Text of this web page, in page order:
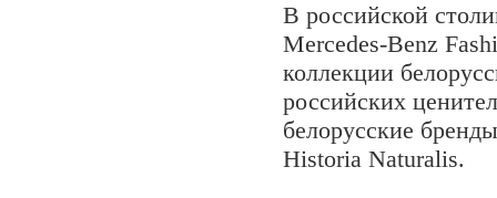
В российской
Mercedes-Benz
коллекции
российских
белорусские
Historia Naturalis.